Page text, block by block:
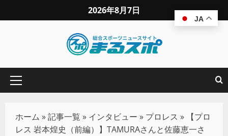
2026年8月7日
ホーム »記事一覧 » インタビュー » プロレス »
【プロ
レス 岩本煌史（前編）】TAMURAさんと佐藤恵一さ
JA